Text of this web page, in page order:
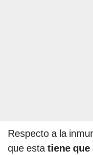
Respecto a la
que estatiene